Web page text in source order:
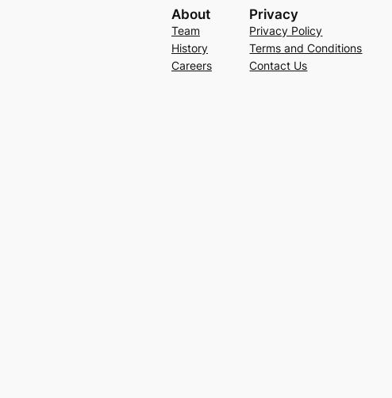
About
Team
History
Careers
Privacy
Privacy Policy
Terms and Conditions
Contact Us